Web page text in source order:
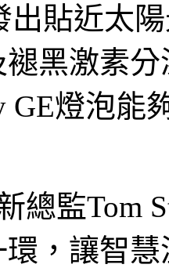
出貼近太
黑激素
GE燈泡能
總監Tom
，讓智